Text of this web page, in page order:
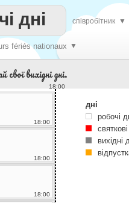
fériés nationaux ▼
дні співробітник ▼
вихідні дні.
18:00
18:00
18:00
18:00
дні
робочі
вихідні